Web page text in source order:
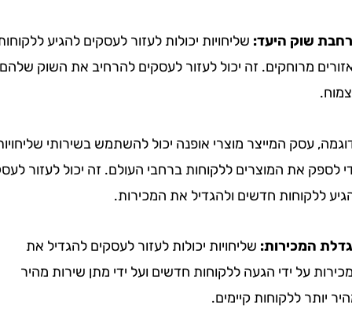
שוק היעד:שליחויות יכולות לעזור לעסקים להגיע ללקוחות
מרוחקים. זה יכול לעזור לעסקים להרחיב את השוק שלהם
עסק המייצר מוצרי אופנה יכול להשתמש בשירותי שליחויות
את המוצרים ללקוחות ברחבי העולם. זה יכול לעזור לעסק
חדשים ולהגדיל את המכירות.
המכירות:שליחויות יכולות לעזור לעסקים להגדיל את
על ידי הגעה ללקוחות חדשים ועל ידי מתן שירות מהיר
ללקוחות קיימים.